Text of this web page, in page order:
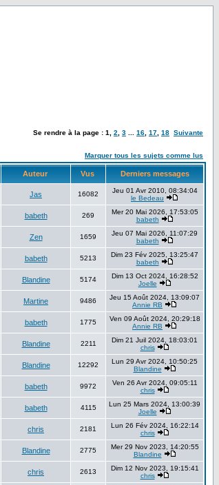
Se rendre à la page : 1 2 3 16 17 18 Suivante
Marquer tous les sujets comme lus
Auteur Vus Derniers messages
Jas 16082
Jeu 01 Avr 2010, 08:34:04
le Bedeau
babeth 269
Mer 20 Mai 2026, 17:53:05
babeth
Zen 1659
Jeu 07 Mai 2026, 11:07:29
babeth
babeth 5213
Dim 23 Fév 2025, 13:25:47
babeth
Blandine 5174
Dim 13 Oct 2024, 16:28:52
Joelle
Martine 9486
Jeu 15 Août 2024, 13:09:07
Annie RB
babeth 1775
Ven 09 Août 2024, 20:29:18
Annie RB
Blandine 2211
Dim 21 Juil 2024, 18:03:01
chris
Blandine 12292
Lun 29 Avr 2024, 10:50:25
Blandine
babeth 9972
Ven 26 Avr 2024, 09:05:11
chris
babeth 4115
Lun 25 Mars 2024, 13:00:39
Joelle
chris 2181
Lun 26 Fév 2024, 16:22:14
chris
Blandine 2775
Mer 29 Nov 2023, 14:20:55
Blandine
chris 2613
Dim 12 Nov 2023, 19:15:41
chris